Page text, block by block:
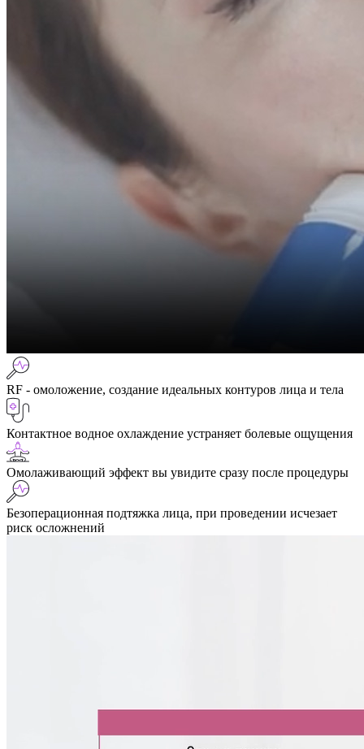
RF - омоложение, создание идеальных контуров лица и тела
Контактное водное охлаждение устраняет болевые ощущения
Омолаживающий эффект вы увидите сразу после процедуры
Безоперационная подтяжка лица, при проведении исчезает
риск осложнений